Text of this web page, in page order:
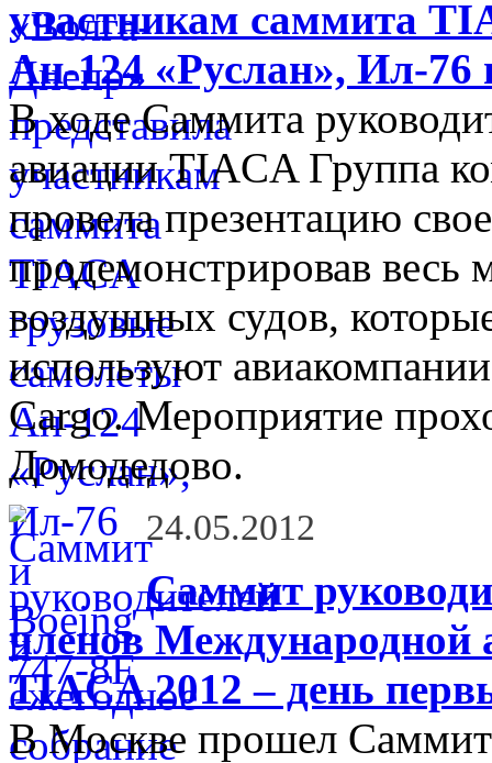
участникам саммита
Ан-124 «Руслан», Ил-76
В ходе Саммита
авиации TIACA Группа
провела презентацию
продемонстрировав весь
воздушных судов,
используют
Cargo. Мероприятие
Домодедово.
24.05.2012
Саммит
членов Международной
TIACA 2012 – день
В Москве прошел Саммит